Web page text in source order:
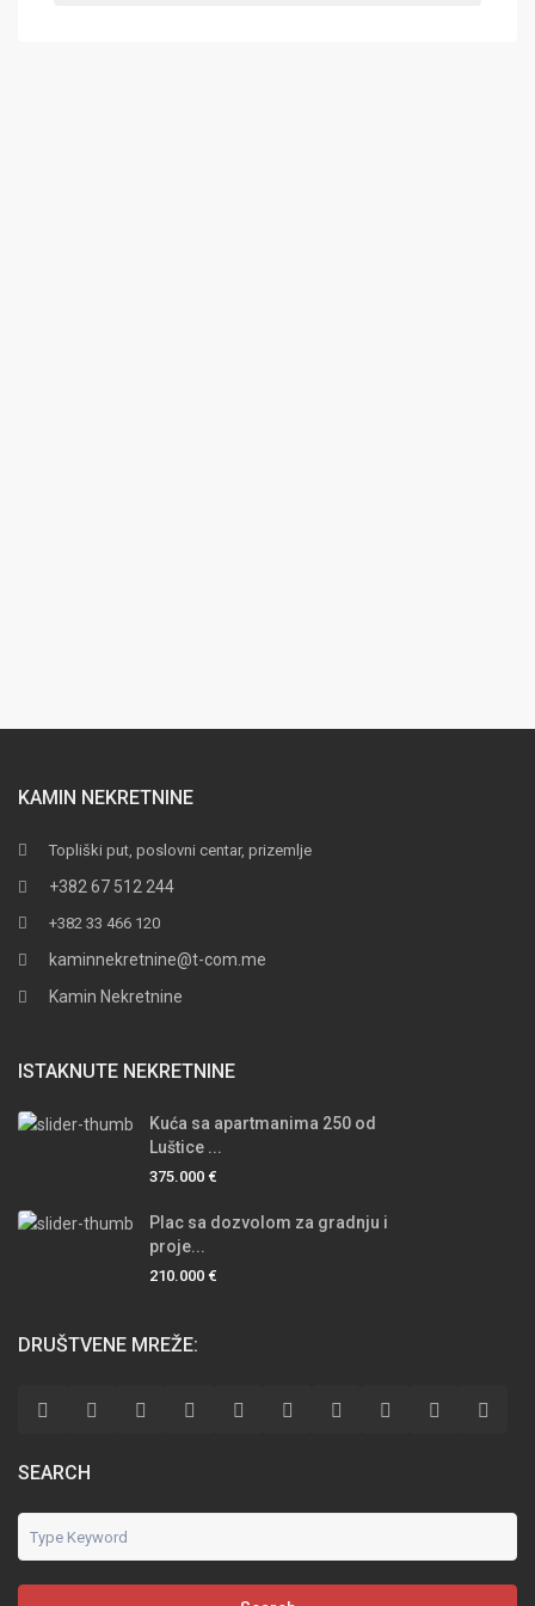
KAMIN NEKRETNINE
Topliški put, poslovni centar, prizemlje
+382 67 512 244
+382 33 466 120
kaminnekretnine@t-com.me
Kamin Nekretnine
ISTAKNUTE NEKRETNINE
Kuća sa apartmanima 250 od
Luštice ...
375.000 €
Plac sa dozvolom za gradnju i
proje...
210.000 €
DRUŠTVENE MREŽE:
SEARCH